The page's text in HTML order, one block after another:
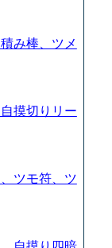
み棒、ツメ
摸切りリー
ツモ符、ツ